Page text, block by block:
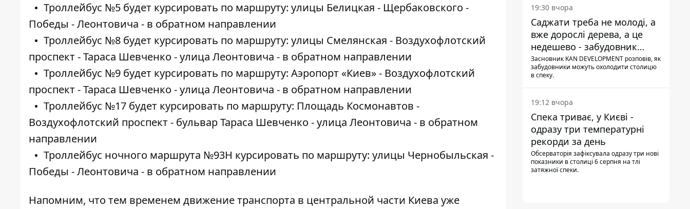
Троллейбус №5 будет курсировать по маршруту: улицы Белицкая - Щербаковского -
Победы - Леонтовича - в обратном направлении
Троллейбус №8 будет курсировать по маршруту: улицы Смелянская - Воздухофлотский
проспект - Тараса Шевченко - улица Леонтовича - в обратном направлении
Троллейбус №9 будет курсировать по маршруту: Аэропорт «Киев» - Воздухофлотский
проспект - Тараса Шевченко - улица Леонтовича - в обратном направлении
Троллейбус №17 будет курсировать по маршруту: Площадь Космонавтов -
Воздухофлотский проспект - бульвар Тараса Шевченко - улица Леонтовича - в обратном
направлении
Троллейбус ночного маршрута №93Н курсировать по маршруту: улицы Чернобыльская -
Победы - Леонтовича - в обратном направлении
Напомним, что тем временем движение транспорта в центральной части Киева уже
19:30 вчора
Саджати треба не молоді, а
вже дорослі дерева, а це
недешево - забудовник
Ніконов
Засновник KAN DEVELOPMENT розповів, як
забудовники можуть охолодити столицю
в спеку.
19:12 вчора
Спека триває, у Києві -
одразу три температурні
рекорди за день
Обсерваторія зафіксувала одразу три нові
показники в столиці 6 серпня на тлі
затяжної спеки.